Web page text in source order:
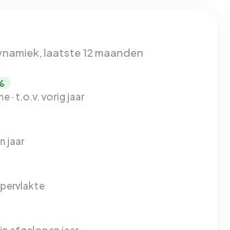
laatste 12 maanden
· t.o.v. vorig jaar
jaar